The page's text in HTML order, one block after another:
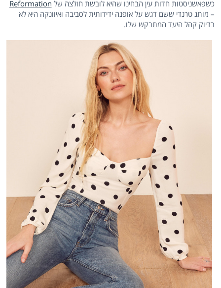
כשפאשניסטות חדות עין הבחינו שהיא לובשת חולצה של Reformation
– מותג טרנדי ששם דגש על אופנה ידידותית לסביבה ואיוונקה היא לא
בדיוק קהל היעד המתבקש שלו.